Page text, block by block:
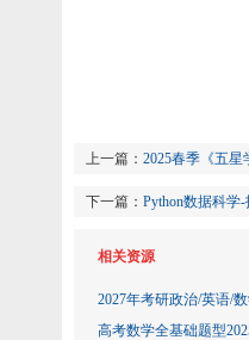
上一篇： 2025春季《五
下一篇： Python数据科学
相关资源
2027年考研政治/英语/
高考数学全基础题型